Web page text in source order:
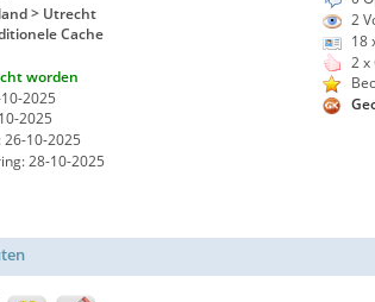
> Utrecht
Cache
worden
2025
2025
10-2025
28-10-2025
2
18
2 x